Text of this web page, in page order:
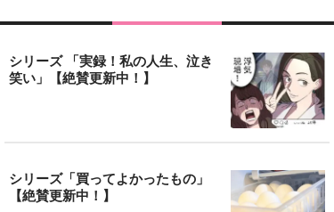
シリーズ 「実録！私の人生、泣き
笑い」【絶賛更新中！】
シリーズ「買ってよかったもの」
【絶賛更新中！】